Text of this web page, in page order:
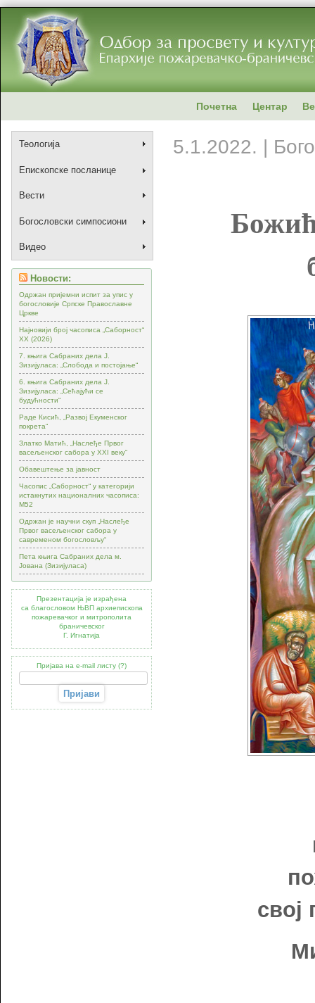
Почетна Центар
Теологија
Епископске посланице
Вести
Богословски симпосиони
Видео
Новости:
Одржан пријемни испит за упис у
богословије Српске Православне
Цркве
Најновији број часописа „Саборност“
XX (2026)
7. књига Сабраних дела Ј.
Зизијуласа: „Слобода и постојање“
6. књига Сабраних дела Ј.
Зизијуласа: „Сећајући се
будућности“
Раде Кисић, „Развој Екуменског
покрета“
Златко Матић, „Наслеђе Првог
васељенског сабора у XXI веку“
Обавештење за јавност
Часопис „Саборност“ у категорији
истакнутих националних часописа:
М52
Одржан је научни скуп „Наслеђе
Првог васељенског сабора у
савременом богословљу“
Пета књига Сабраних дела м.
Јована (Зизијуласа)
Презентација је израђена
са благословом ЊВП архиепископа
пожаревачког и митрополита
браничевског
Г. Игнатија
Пријава на e-mail листу (?)
5.1.2022. |
свој